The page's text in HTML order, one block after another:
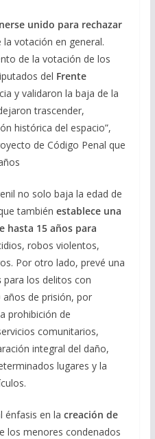
unido para rechazar
votación en general.
de la votación de los
del Frente
y validaron la baja de la
trascender,
histórica del espacio”,
de Código Penal que
no solo baja la edad de
también establece una
hasta 15 años para
robos violentos,
Por otro lado, prevé una
para los delitos con
de prisión, por
prohibición de
comunitarios,
integral del daño,
lugares y la
énfasis en la creación de
los menores condenados